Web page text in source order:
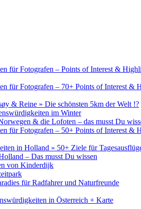
für Fotografen – Points of Interest &
für Fotografen – 70+ Points of Interest &
& Reine » Die schönsten 5km der Welt !?
im Winter
& die Lofoten – das musst Du
für Fotografen – 50+ Points of Interest &
in Holland » 50+ Ziele für
– Das musst Du wissen
von Kinderdijk
für Radfahrer und Naturfreunde
in Österreich + Karte